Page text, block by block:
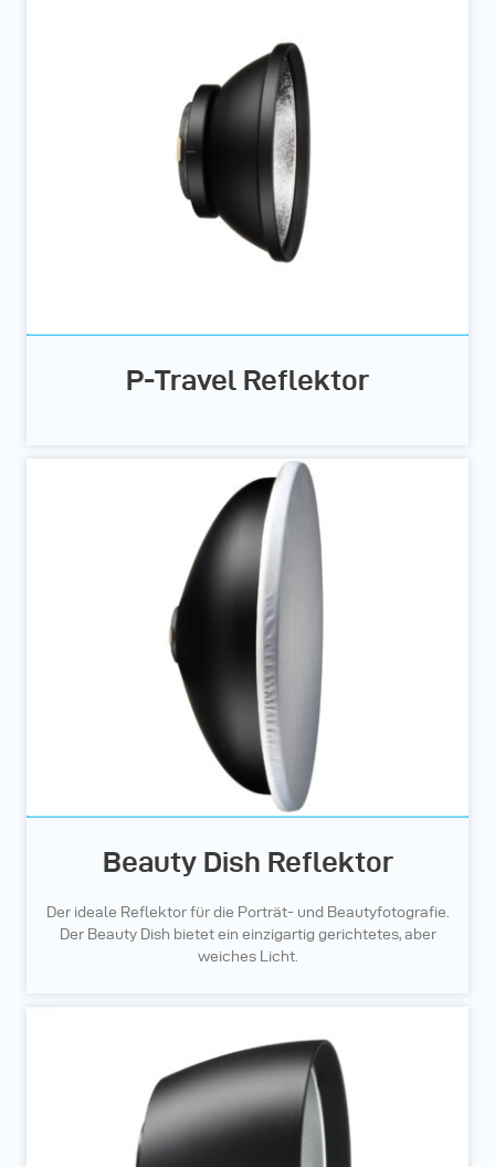
P-Travel Reflektor
Beauty Dish Reflektor
Der ideale Reflektor für die Porträt- und Beautyfotografie.
Der Beauty Dish bietet ein einzigartig gerichtetes, aber
weiches Licht.